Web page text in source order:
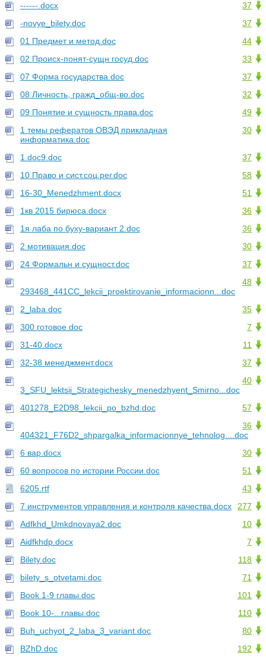
37
------.docx
37
-novye_bilety.doc
44
01 Предмет и метод.doc
33
02 Происх-понят-сущн госуд.doc
37
07 Форма государства.doc
32
08 Личность, гражд_общ-во.doc
49
09 Понятие и сущность права.doc
30
1 темы рефератов ОВЭД прикладная
информатика.doc
37
1.doc9.doc
58
10 Право и сист.соц.рег.doc
51
16-30_Menedzhment.docx
36
1кв 2015 бирюса.docx
36
1я лаба по буху-вариант 2.doc
30
2 мотивация.doc
37
24 Формальн и сущност.doc
48
293468_441CC_lekcii_proektirovanie_informacionn...doc
35
2_laba.doc
7
300 готовое.doc
11
31-40.docx
37
32-38 менеджмент.docx
40
3_SFU_lektsii_Strategichesky_menedzhyent_Smirno...doc
57
401278_E2D98_lekcii_po_bzhd.doc
36
404321_F76D2_shpargalka_informacionnye_tehnolog....doc
30
6 вар.docx
51
60 вопросов по истории России.doc
43
6205.rtf
277
7 инструментов управления и контроля качества.docx
10
Adfkhd_Umkdnovaya2.doc
7
Aidfkhdp.docx
118
Bilety.doc
71
bilety_s_otvetami.doc
101
Book 1-9 главы.doc
110
Book 10-...главы.doc
80
Buh_uchyot_2_laba_3_variant.doc
192
BZhD.doc